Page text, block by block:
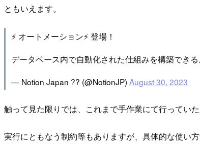
ともいえます。
⚡️ オートメーション⚡️ 登場！
データベース内で自動化された仕組みを構築できる
— Notion Japan ?? (@NotionJP) August 30, 2023
触って見た限りでは、これまで手作業にて行ってい
実行にともなう制約等もありますが、具体的な使い方